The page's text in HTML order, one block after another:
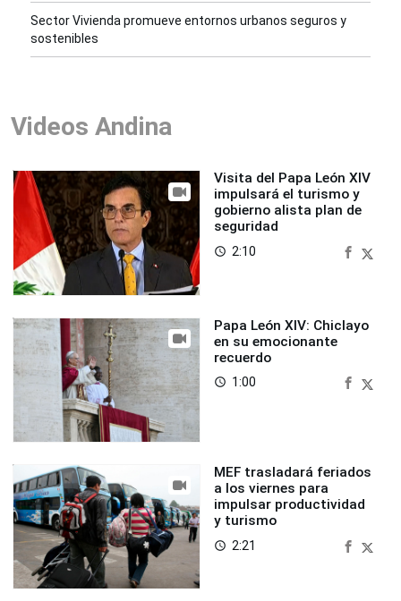
Sector Vivienda promueve entornos urbanos seguros y
sostenibles
Videos Andina
Visita del Papa León XIV
impulsará el turismo y
gobierno alista plan de
seguridad
access_time 2:10
Papa León XIV: Chiclayo
en su emocionante
recuerdo
access_time 1:00
MEF trasladará feriados
a los viernes para
impulsar productividad
y turismo
access_time 2:21